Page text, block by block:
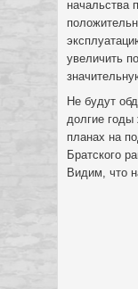
начальства
увеличить
Не будут
долгие
планах на
Братского
Видим, что